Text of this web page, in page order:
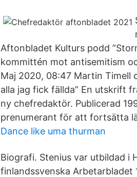
Aftonbladet Kulturs podd
kommittén mot antisemitism
Maj 2020, 08:47 Martin Timell
alla jag fick fällda” En utskrift
ny chefredaktör. Publicerad
prenumerant för att fortsätta
Dance like uma thurman
Biografi. Stenius var utbildad
finlandssvenska Arbetarbladet